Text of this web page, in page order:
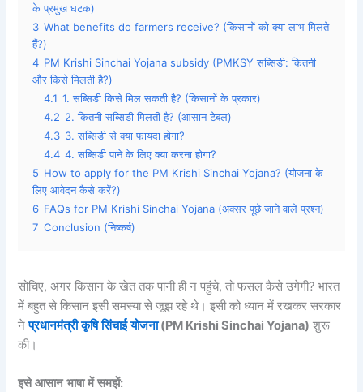
के प्रमुख घटक)
3 What benefits do farmers receive? (किसानों को क्या लाभ मिलते
हैं?)
4 PM Krishi Sinchai Yojana subsidy (PMKSY सब्सिडी: कितनी
और किसे मिलती है?)
4.1 1. सब्सिडी किसे मिल सकती है? (किसानों के प्रकार)
4.2 2. कितनी सब्सिडी मिलती है? (आसान टेबल)
4.3 3. सब्सिडी से क्या फायदा होगा?
4.4 4. सब्सिडी पाने के लिए क्या करना होगा?
5 How to apply for the PM Krishi Sinchai Yojana? (योजना के
लिए आवेदन कैसे करें?)
6 FAQs for PM Krishi Sinchai Yojana (अक्सर पूछे जाने वाले प्रश्न)
7 Conclusion (निष्कर्ष)
सोचिए, अगर किसान के खेत तक पानी ही न पहुंचे, तो फसल कैसे उगेगी? भारत
में बहुत से किसान इसी समस्या से जूझ रहे थे। इसी को ध्यान में रखकर सरकार
नेप्रधानमंत्री कृषि सिंचाई योजना(PM Krishi Sinchai Yojana) शुरू
की।
इसे आसान भाषा में समझें: